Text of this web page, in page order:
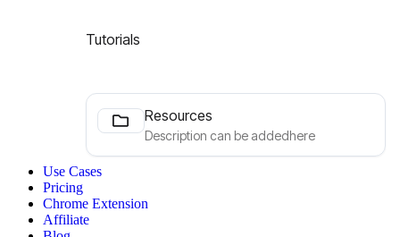
Tutorials
Resources
Description can be addedhere
Use Cases
Pricing
Chrome Extension
Affiliate